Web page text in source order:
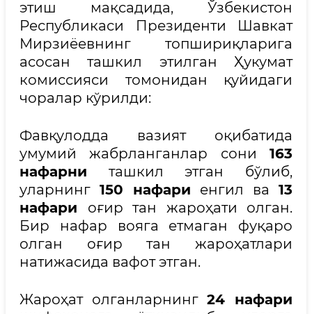
этиш мақсадида, Ўзбекистон
Республикаси Президенти Шавкат
Мирзиёевнинг топшириқларига
асосан ташкил этилган Ҳукумат
комиссияси томонидан қуйидаги
чоралар кўрилди:
Фавқулодда вазият оқибатида
умумий жабрланганлар сони 163
нафарни ташкил этган бўлиб,
уларнинг 150 нафари енгил ва 13
нафари оғир тан жароҳати олган.
Бир нафар вояга етмаган фуқаро
олган оғир тан жароҳатлари
натижасида вафот этган.
Жароҳат олганларнинг24 нафари